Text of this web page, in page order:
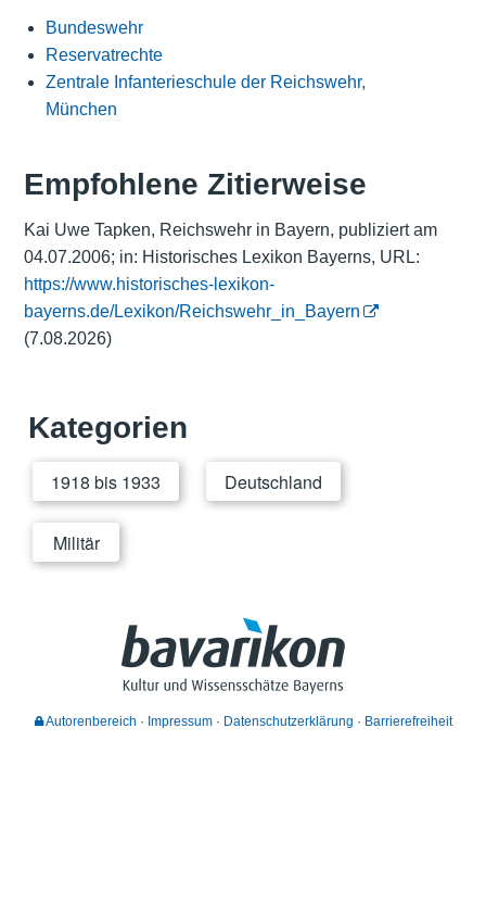
Bundeswehr
Reservatrechte
Zentrale Infanterieschule der Reichswehr,
München
Empfohlene Zitierweise
Kai Uwe Tapken, Reichswehr in Bayern, publiziert am
04.07.2006; in: Historisches Lexikon Bayerns, URL:
https://www.historisches-lexikon-
bayerns.de/Lexikon/Reichswehr_in_Bayern
(7.08.2026)
Kategorien
1918 bis 1933 Deutschland
Militär
Autorenbereich Impressum Datenschutzerklärung Barrierefreiheit